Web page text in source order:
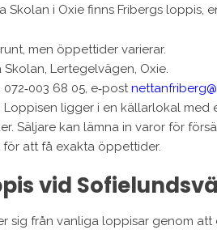
Skolan i Oxie finns Fribergs loppis,
men öppettider varierar.
Skolan, Lertegelvägen, Oxie.
072‑003 68 05, e‑post
Loppisen ligger i en källarlokal med
Säljare kan lämna in varor för
att få exakta öppettider.
vid
sig från vanliga loppisar genom